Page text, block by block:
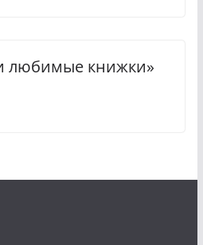
любимые книжки»